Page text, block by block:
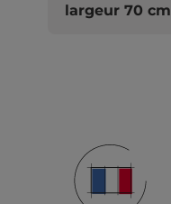
largeur 70 cm